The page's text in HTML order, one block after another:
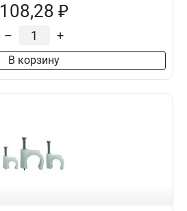
108,28 ₽
– +
В корзину